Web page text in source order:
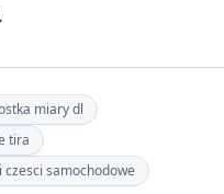
miary dl
tira
samochodowe